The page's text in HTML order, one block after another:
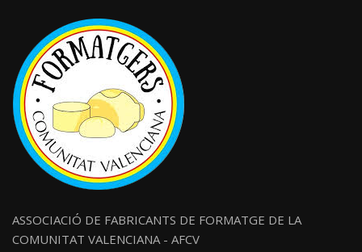
ASSOCIACIÓ DE FABRICANTS DE FORMATGE DE LA
COMUNITAT VALENCIANA - AFCV